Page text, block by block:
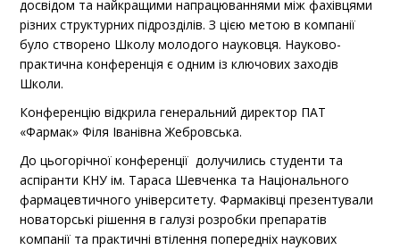
досвідом та найкращими напрацюваннями між фахівцями
різних структурних підрозділів. З цією метою в компанії
було створено Школу молодого науковця. Науково-
практична конференція є одним із ключових заходів
Школи.
Конференцію відкрила генеральний директор ПАТ
«Фармак» Філя Іванівна Жебровська.
До цьогорічної конференції долучились студенти та
аспіранти КНУ ім. Тараса Шевченка та Національного
фармацевтичного університету. Фармаківці презентували
новаторські рішення в галузі розробки препаратів
компанії та практичні втілення попередніх наукових